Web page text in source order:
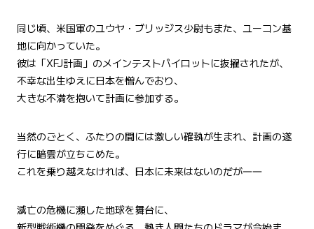
同じ頃、米国軍のユウヤ・ブリッジス少尉もまた、ユーコン基
地に向かっていた。
彼は「XFJ計画」のメインテストパイロットに抜擢されたが、
不幸な出生ゆえに日本を憎んでおり、
大きな不満を抱いて計画に参加する。
当然のごとく、ふたりの間には激しい確執が生まれ、計画の遂
行に暗雲が立ちこめた。
これを乗り越えなければ、日本に未来はないのだが――
滅亡の危機に瀕した地球を舞台に、